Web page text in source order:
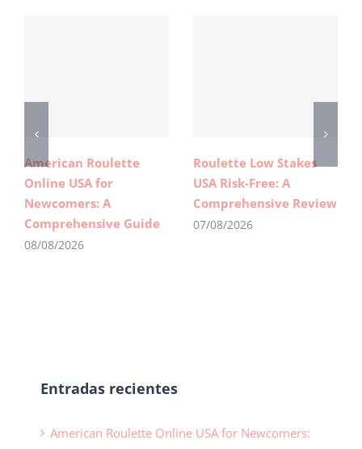
American Roulette
Online USA for
Newcomers: A
Comprehensive Guide
08/08/2026
Roulette Low Stakes
USA Risk-Free: A
Comprehensive Review
07/08/2026
Entradas recientes
American Roulette Online USA for Newcomers: